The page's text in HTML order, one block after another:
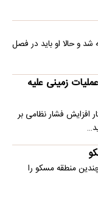
شد و حالا او باید در فصل
زمینی علیه
افزایش فشار نظامی بر
منطقه مسکو را